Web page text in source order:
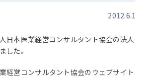
2012.6.1
日本医業経営コンサルタント協会の法人
した。
経営コンサルタント協会のウェブサイト